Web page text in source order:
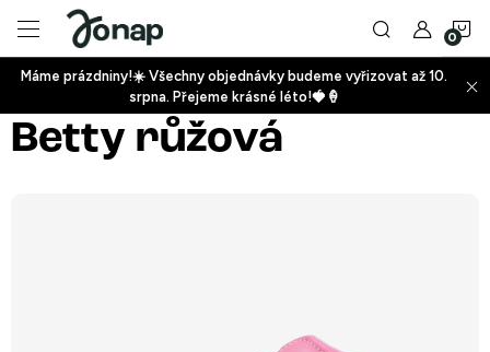
obsah
+
Máme prázdniny!☀️ Všechny objednávky budeme vyřizovat až 10.
srpna. Přejeme krásné léto!🍓🍦
Betty růžová